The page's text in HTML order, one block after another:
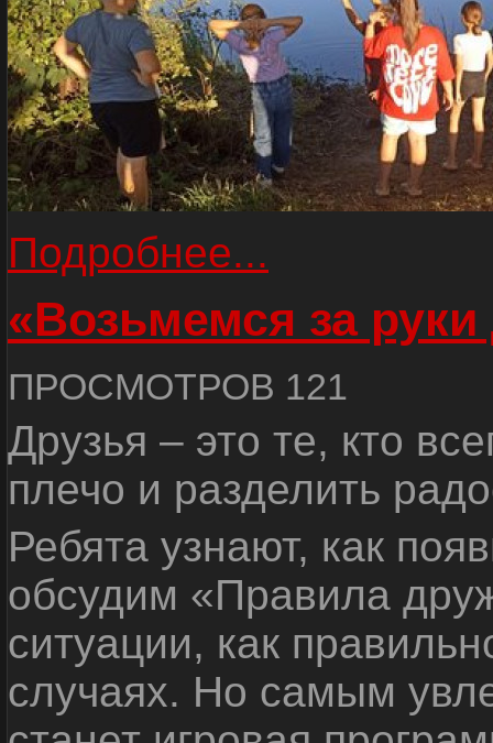
Подробнее...
«Возьмемся за руки
ПРОСМОТРОВ 121
Друзья – это те, кто
плечо и разделить
Ребята узнают, как
обсудим «Правила
ситуации, как
случаях. Но самым